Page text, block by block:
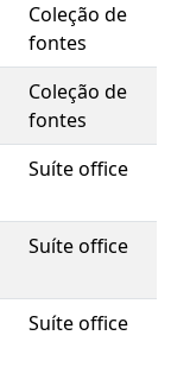
Coleção de
fontes
Coleção de
fontes
Suíte office
Suíte office
Suíte office